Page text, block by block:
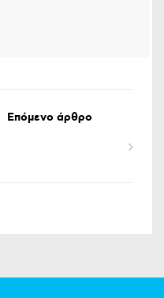
Επόμενο άρθρο